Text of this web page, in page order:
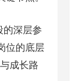
的深层参
位的底层
成长路